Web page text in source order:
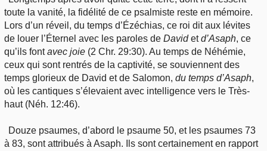
toute la vanité, la fidélité de ce psalmiste reste en mémoire.
Lors d’un réveil, du temps d’Ézéchias, ce roi dit aux lévites
de louer l’Éternel avec les paroles de Davidetd’Asaph, ce
qu’ils fontavec joie (2 Chr. 29:30). Au temps de Néhémie,
ceux qui sont rentrés de la captivité, se souviennent des
temps glorieux de David et de Salomon, du temps d’Asaph,
où les cantiques s’élevaient avec intelligence vers le Très-
haut (Néh. 12:46).
Douze psaumes, d’abord le psaume 50, et les psaumes 73
à 83, sont attribués à Asaph. Ils sont certainement en rapport